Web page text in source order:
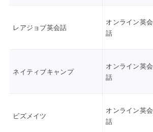
レアジョブ英会話
オンライン英会
話
ネイティブキャンプ
オンライン英会
話
ビズメイツ
オンライン英会
話